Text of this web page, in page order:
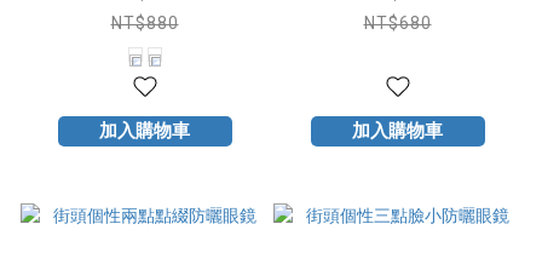
NT$880
加入購物車
NT$680
加入購物車